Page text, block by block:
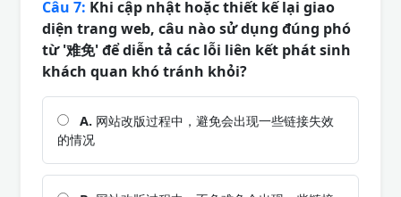
Câu 7: Khi cập nhật hoặc thiết kế lại giao
diện trang web, câu nào sử dụng đúng phó
từ '难免' để diễn tả các lỗi liên kết phát sinh
khách quan khó tránh khỏi?
A. 网站改版过程中，避免会出现一些链接失效
的情况